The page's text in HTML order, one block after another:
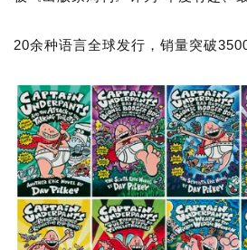
20余种语言全球发行，销量突破